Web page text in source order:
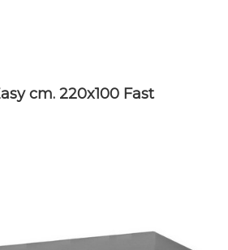
cm. 220x100 Fast